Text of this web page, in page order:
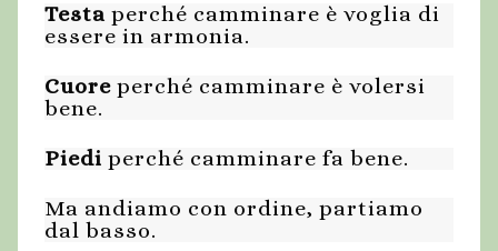
Testa perché camminare è voglia di
essere in armonia.
Cuore perché camminare è volersi
bene.
Piedi perché camminare fa bene.
Ma andiamo con ordine, partiamo
dal basso.